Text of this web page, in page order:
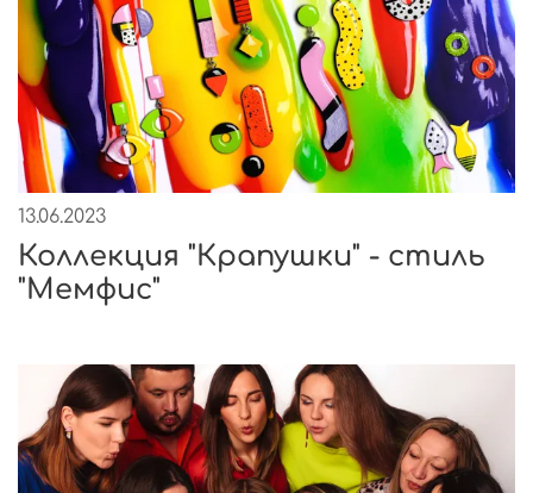
13.06.2023
Коллекция "Крапушки" - стиль
"Мемфис"